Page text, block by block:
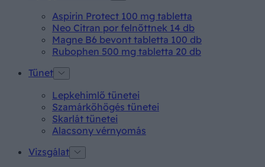
Aspirin Protect 100 mg tabletta
Neo Citran por felnőttnek 14 db
Magne B6 bevont tabletta 100 db
Rubophen 500 mg tabletta 20 db
Tünet
Lepkehimlő tünetei
Szamárköhögés tünetei
Skarlát tünetei
Alacsony vérnyomás
Vizsgálat